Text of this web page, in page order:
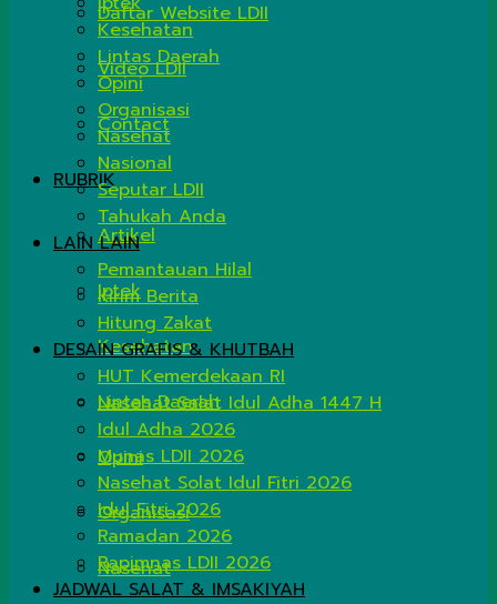
Daftar Website LDII
Video LDII
Contact
RUBRIK
Artikel
Iptek
Kesehatan
Lintas Daerah
Opini
Organisasi
Nasehat
Kesehatan
Lintas Daerah
Opini
Organisasi
Nasehat
Nasional
Seputar LDII
Tahukah Anda
LAIN LAIN
Pemantauan Hilal
Kirim Berita
Hitung Zakat
DESAIN GRAFIS & KHUTBAH
HUT Kemerdekaan RI
Nasehat Salat Idul Adha 1447 H
Idul Adha 2026
Munas LDII 2026
Nasehat Solat Idul Fitri 2026
Idul Fitri 2026
Ramadan 2026
Rapimnas LDII 2026
JADWAL SALAT & IMSAKIYAH